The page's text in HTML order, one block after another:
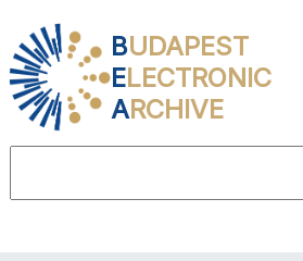
BUDAPEST
ELECTRONIC
ARCHIVE